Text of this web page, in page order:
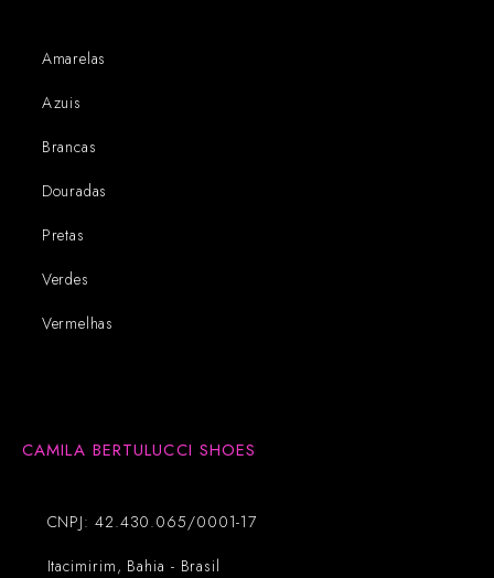
Amarelas
Azuis
Brancas
Douradas
Pretas
Verdes
Vermelhas
CAMILA BERTULUCCI SHOES
CNPJ: 42.430.065/0001-17
Itacimirim, Bahia - Brasil